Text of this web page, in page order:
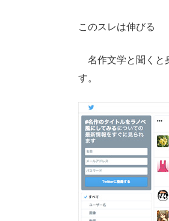
このスレは伸びる
名作文学と聞くと
す。